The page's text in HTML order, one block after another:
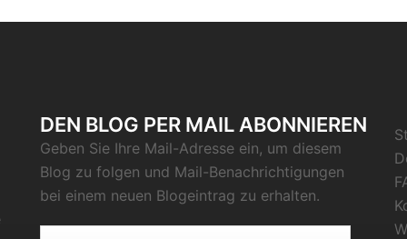
DEN BLOG PER MAIL ABONNIEREN
Geben Sie Ihre Mail-Adresse ein, um diesem
Blog zu folgen und Mail-Benachrichtigungen
bei einem neuen Blogeintrag zu erhalten.